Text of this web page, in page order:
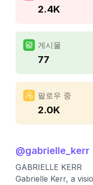
2.4K
게시물
77
팔로우 중
2.0K
@gabrielle_kerr
GABRIELLE KERR
Gabrielle Kerr, a